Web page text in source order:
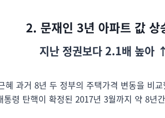
2. 문재인 3년 아파트 값 상
지난 정권보다 2.1배 높아 ↑
혜 과거 8년 두 정부의 주택가격 변동을 비
령 탄핵이 확정된 2017년 3월까지 약 8년